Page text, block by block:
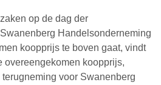
op de dag der
Handelsonderneming
koopprijs te boven gaat, vindt
overeengekomen koopprijs,
voor Swanenberg